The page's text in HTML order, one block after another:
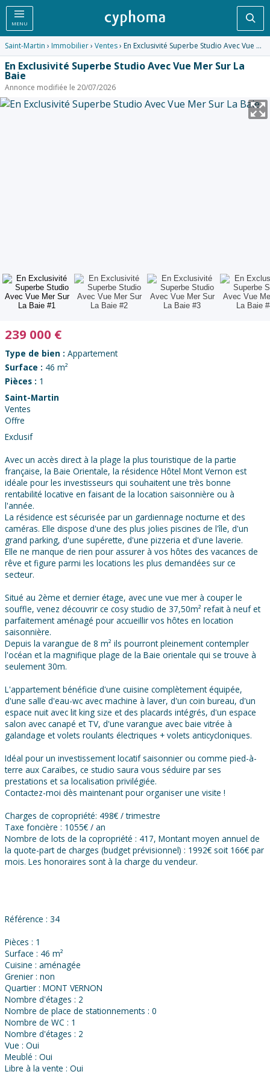
MENU
Saint-Martin › Immobilier› Ventes› En Exclusivité Superbe Studio Avec Vue Mer Sur La Baie
En Exclusivité Superbe Studio Avec Vue Mer Sur La
Baie
Annonce modifiée le 20/07/2026
239 000 €
Type de bien : Appartement
Surface : 46 m²
Pièces : 1
Saint-Martin
Ventes
Offre
Exclusif
Avec un accès direct à la plage la plus touristique de la partie
française, la Baie Orientale, la résidence Hôtel Mont Vernon est
idéale pour les investisseurs qui souhaitent une très bonne
rentabilité locative en faisant de la location saisonnière ou à
l'année.
La résidence est sécurisée par un gardiennage nocturne et des
caméras. Elle dispose d'une des plus jolies piscines de l'île, d'un
grand parking, d'une supérette, d'une pizzeria et d'une laverie.
Elle ne manque de rien pour assurer à vos hôtes des vacances de
rêve et figure parmi les locations les plus demandées sur ce
secteur.
Situé au 2ème et dernier étage, avec une vue mer à couper le
souffle, venez découvrir ce cosy studio de 37,50m² refait à neuf et
parfaitement aménagé pour accueillir vos hôtes en location
saisonnière.
Depuis la varangue de 8 m² ils pourront pleinement contempler
l'océan et la magnifique plage de la Baie orientale qui se trouve à
seulement 30m.
L'appartement bénéficie d'une cuisine complètement équipée,
d'une salle d'eau-wc avec machine à laver, d'un coin bureau, d'un
espace nuit avec lit king size et des placards intégrés, d'un espace
salon avec canapé et TV, d'une varangue avec baie vitrée à
galandage et volets roulants électriques + volets anticycloniques.
Idéal pour un investissement locatif saisonnier ou comme pied-à-
terre aux Caraïbes, ce studio saura vous séduire par ses
prestations et sa localisation privilégiée.
Contactez-moi dès maintenant pour organiser une visite !
Charges de copropriété: 498€ / trimestre
Taxe foncière : 1055€ / an
Nombre de lots de la copropriété : 417, Montant moyen annuel de
la quote-part de charges (budget prévisionnel) : 1992€ soit 166€ par
mois. Les honoraires sont à la charge du vendeur.
Référence : 34
Pièces : 1
Surface : 46 m²
Cuisine : aménagée
Grenier : non
Quartier : MONT VERNON
Nombre d'étages : 2
Nombre de place de stationnements : 0
Nombre de WC : 1
Nombre d'étages : 2
Vue : Oui
Meublé : Oui
Libre à la vente : Oui